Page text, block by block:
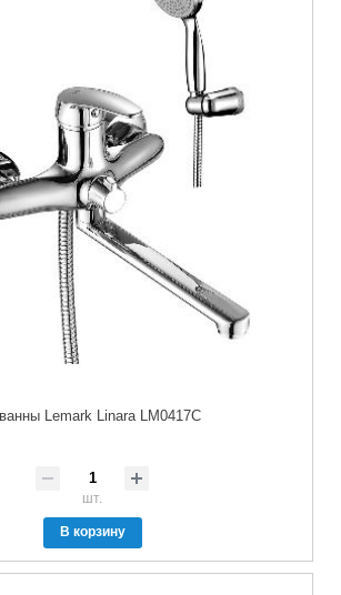
Lemark Linara LM0417C
шт.
В корзину